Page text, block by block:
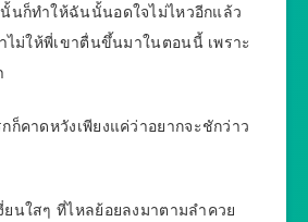
นก็ทำให้ฉันนั้นอดใจไม่ไหวอีกแล้ว
ไม่ให้พี่เขาตื่นขึ้นมาในตอนนี้ เพราะ
คาดหวังเพียงแค่ว่าอยากจะชักว่าว
นใสๆ ที่ไหลย้อยลงมาตามลำควย